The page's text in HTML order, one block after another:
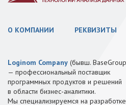
О КОМПАНИИ РЕКВИЗИТЫ
Loginom Company (бывш.
— профессиональный поставщик
программных продуктов и решений
в области бизнес-аналитики.
Мы специализируемся на